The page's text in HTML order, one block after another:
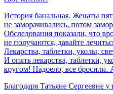
История банальная. Женаты
не заморачивались, потом
Обследования показали, что
не получаются, давайте
Лекарства, таблетки, уколы,
И опять лекарства, таблетки,
кругом! Надоело, все бросили.
Благодаря Татьяне Сергеевне у